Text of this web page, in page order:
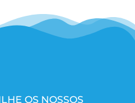
OS NOSSOS